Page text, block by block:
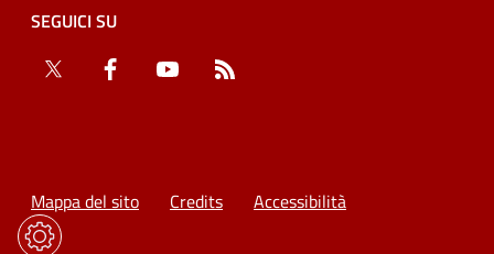
SEGUICI SU
Twitter
Facebook YouTube
Mappa del sito Credits Accessibilità